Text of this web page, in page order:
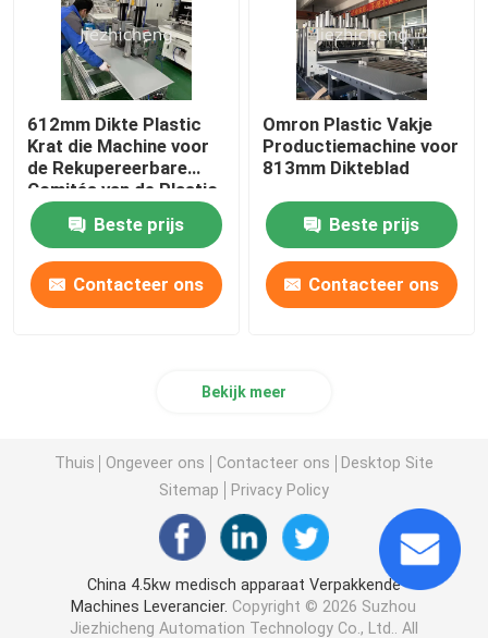
612mm Dikte Plastic
Krat die Machine voor
de Rekupereerbare
Comités van de Plastic
Dozenhoningraat
maken Beste prijs
Contacteer ons
Omron Plastic Vakje
Productiemachine voor
813mm Dikteblad
Beste prijs
Contacteer ons
Bekijk meer
Thuis Ongeveer ons Contacteer ons
Desktop Site
Sitemap
Privacy Policy
China 4.5kw medisch apparaat Verpakkende
Machines Leverancier. Copyright © 2026 Suzhou
Jiezhicheng Automation Technology Co., Ltd.. All